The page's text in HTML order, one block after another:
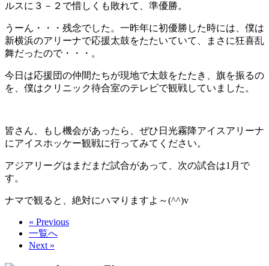
ルスに３－２で惜しくも敗れて、準優勝。
うーん・・・残念でした。一昨年に初優勝した時には、僕は
新横浜のアリーナで応援太鼓をたたいていて、まさに狂喜乱
舞だったので・・・。
今日は応援団の仲間たちが現地で太鼓をたたき、旗を振るの
を、僕はクリニック待合室のテレビで観戦していました。
皆さん、もし機会があったら、ぜひ日光霧降アイスアリーナ
にアイスホッケー観戦に行ってみてください。
アジアリーグはまだまだ試合があって、次の試合は1月で
す。
ナマで観ると、絶対にハマりますよ～(^^)v
« Previous
一覧へ
Next »